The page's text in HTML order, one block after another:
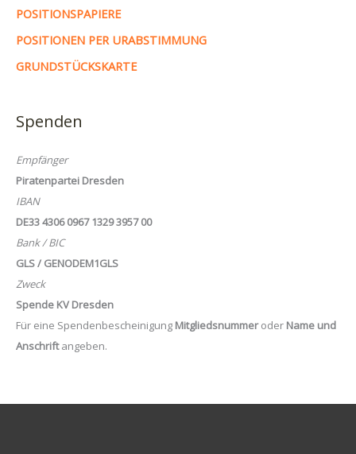
POSITIONSPAPIERE
POSITIONEN PER URABSTIMMUNG
GRUNDSTÜCKSKARTE
Spenden
Empfänger
Piratenpartei Dresden
IBAN
DE33 4306 0967 1329 3957 00
Bank / BIC
GLS / GENODEM1GLS
Zweck
Spende KV Dresden
Für eine Spendenbescheinigung Mitgliedsnummeroder Name und
Anschriftangeben.